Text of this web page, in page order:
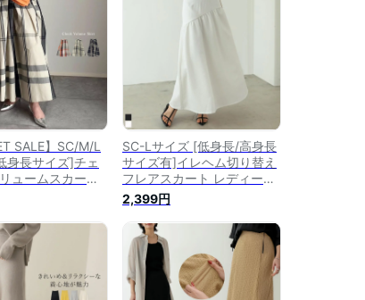
SALE】SC/M/L
身長サイズ]チェ
ュームスカート
春 夏 / スカート
ート チェック柄
ート ボリューム
ェック
SC-Lサイズ [低身長/高身長
サイズ有]イレヘム切り替え
フレアスカート レディース
春 夏 / スカート フレアスカ
ート ロングスカート マキシ
スカート ロング丈 マキシ丈
切り替えスカート ウエスト
バックゴム
2,399円